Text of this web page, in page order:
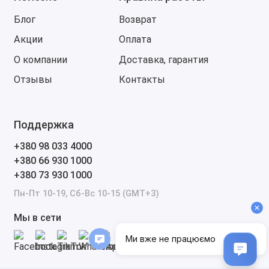
перепрограммирования и калибровки
двигателя, коробки передач, а также системы
безопасности.
5. Отчеты и поддержка для флотных
владельцам коммерческих флотов
отслеживать состояние своих автомобилей,
проводить аналитику поломок и планировать
техническое обслуживание на основе
Генерация отчетов: Программа позволяет
создавать подробные отчеты о состоянии
транспортных средств, что полезно для
обеспечения прозрачности обслуживания и для
планирования ремонтов и сервисных работ.
Блог
Акции
О компании
Отзывы
Возврат
Оплата
Доставка, гарантия
Контакты
Поддержка
+380 98 033 4000
+380 66 930 1000
+380 73 930 1000
Пн-Пт 10-19, Сб-Вс 10-15 (GMT+3)
Мы в сети